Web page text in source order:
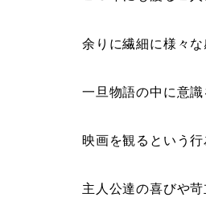
余りに繊細に様々な
一旦物語の中に意
映画を観るという
主人公達の喜びや